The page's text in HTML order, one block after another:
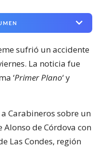
sufrió un accidente
La noticia fue
‘Primer Plano‘ y
Carabineros sobre un
de Córdova con
Las Condes, región